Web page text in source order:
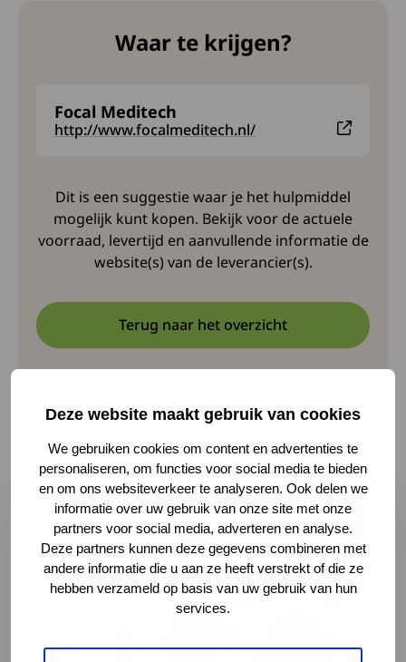
Deze website maakt gebruik van cookies
We gebruiken cookies om content en advertenties te
personaliseren, om functies voor social media te bieden
en om ons websiteverkeer te analyseren. Ook delen we
informatie over uw gebruik van onze site met onze
partners voor social media, adverteren en analyse.
Deze partners kunnen deze gegevens combineren met
andere informatie die u aan ze heeft verstrekt of die ze
hebben verzameld op basis van uw gebruik van hun
services.
Waar te krijgen?
Focal Meditech
http://www.focalmeditech.nl/
Deze link leidt naar een externe website en opent
Dit is een suggestie waar je het hulpmiddel
mogelijk kunt kopen. Bekijk voor de actuele
voorraad, levertijd en aanvullende informatie de
website(s) van de leverancier(s).
Terug naar het overzicht
Andere hulpmiddelen
Lees meer over Meer grip en houvast op tablet en